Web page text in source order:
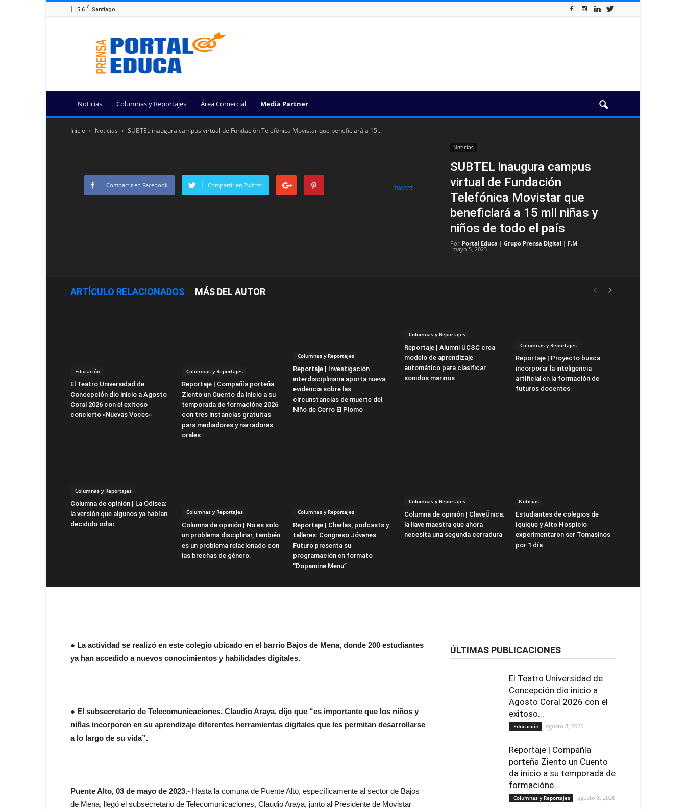
5.6 C Santiago
Portal
Educa
Noticias Columnas y Reportajes Área Comercial Media Partner
Inicio Noticias SUBTEL inaugura campus virtual de Fundación Telefónica Movistar que beneficiará a 15...
Noticias
SUBTEL inaugura campus
virtual de Fundación
Telefónica Movistar que
beneficiará a 15 mil niñas y
niños de todo el país
Por Portal Educa | Grupo Prensa Digital | F.M -
mayo 5, 2023
Compartir en Facebook Compartir en Twitter tweet
ARTÍCULO RELACIONADOS MÁS DEL AUTOR
Educación
El Teatro Universidad de
Concepción dio inicio a Agosto
Coral 2026 con el exitoso
concierto «Nuevas Voces»
Columnas y Reportajes
Reportaje | Compañía porteña
Ziento un Cuento da inicio a su
temporada de formacióne 2026
con tres instancias gratuitas
para mediadores y narradores
orales
Columnas y Reportajes
Reportaje | Investigación
interdisciplinaria aporta nueva
evidencia sobre las
circunstancias de muerte del
Niño de Cerro El Plomo
Columnas y Reportajes
Reportaje | Alumni UCSC crea
modelo de aprendizaje
automático para clasificar
sonidos marinos
Columnas y Reportajes
Reportaje | Proyecto busca
incorporar la inteligencia
artificial en la formación de
futuros docentes
Columnas y Reportajes
Columna de opinión | La Odisea:
la versión que algunos ya habían
decidido odiar
Columnas y Reportajes
Columna de opinión | No es solo
un problema disciplinar, también
es un problema relacionado con
las brechas de género.
Columnas y Reportajes
Reportaje | Charlas, podcasts y
talleres: Congreso Jóvenes
Futuro presenta su
programación en formato
“Dopamine Menu”
Columnas y Reportajes
Columna de opinión | ClaveÚnica:
la llave maestra que ahora
necesita una segunda cerradura
Noticias
Estudiantes de colegios de
Iquique y Alto Hospicio
experimentaron ser Tomasinos
por 1 día
● La actividad se realizó en este colegio ubicado en el barrio Bajos de Mena, donde 200 estudiantes
ya han accedido a nuevos conocimientos y habilidades digitales.
● El subsecretario de Telecomunicaciones, Claudio Araya, dijo que “es importante que los niños y
niñas incorporen en su aprendizaje diferentes herramientas digitales que les permitan desarrollarse
a lo largo de su vida”.
Puente Alto, 03 de mayo de 2023.- Hasta la comuna de Puente Alto, específicamente al sector de Bajos
de Mena, llegó el subsecretario de Telecomunicaciones, Claudio Araya, junto al Presidente de Movistar
ÚLTIMAS PUBLICACIONES
El Teatro Universidad de
Concepción dio inicio a
Agosto Coral 2026 con el
exitoso...
Educación agosto 8, 2026
Reportaje | Compañía
porteña Ziento un Cuento
da inicio a su temporada de
formacióne...
Columnas y Reportajes agosto 8, 2026